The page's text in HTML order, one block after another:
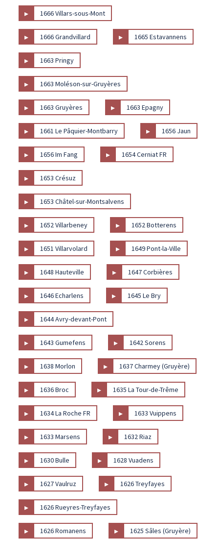
▸ 1666 Villars-sous-Mont
▸ 1666 Grandvillard ▸ 1665 Estavannens
▸ 1663 Pringy
▸ 1663 Moléson-sur-Gruyères
▸ 1663 Gruyères ▸ 1663 Epagny
▸ 1661 Le Pâquier-Montbarry ▸ 1656 Jaun
▸ 1656 Im Fang ▸ 1654 Cerniat FR
▸ 1653 Crésuz
▸ 1653 Châtel-sur-Montsalvens
▸ 1652 Villarbeney ▸ 1652 Botterens
▸ 1651 Villarvolard ▸ 1649 Pont-la-Ville
▸ 1648 Hauteville ▸ 1647 Corbières
▸ 1646 Echarlens ▸ 1645 Le Bry
▸ 1644 Avry-devant-Pont
▸ 1643 Gumefens ▸ 1642 Sorens
▸ 1638 Morlon ▸ 1637 Charmey (Gruyère)
▸ 1636 Broc ▸ 1635 La Tour-de-Trême
▸ 1634 La Roche FR ▸ 1633 Vuippens
▸ 1633 Marsens ▸ 1632 Riaz
▸ 1630 Bulle ▸ 1628 Vuadens
▸ 1627 Vaulruz ▸ 1626 Treyfayes
▸ 1626 Rueyres-Treyfayes
▸ 1626 Romanens ▸ 1625 Sâles (Gruyère)